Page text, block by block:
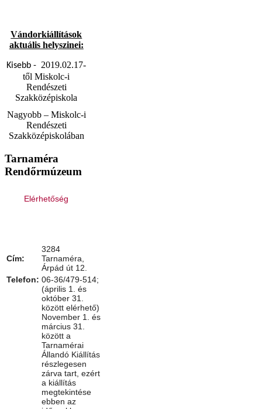
Vándorkiállítások
aktuális helyszinei:
Kisebb - 2019.02.17-
től Miskolc-i
Rendészeti
Szakközépiskola
Nagyobb – Miskolc-i
Rendészeti
Szakközépiskolában
Tarnaméra
Rendőrmúzeum
Elérhetőség
Cím:
3284
Tarnaméra,
Árpád út 12.
Telefon: 06-36/479-514;
(április 1. és
október 31.
között elérhető)
November 1. és
március 31.
között a
Tarnamérai
Állandó Kiállítás
részlegesen
zárva tart, ezért
a kiállítás
megtekintése
ebben az